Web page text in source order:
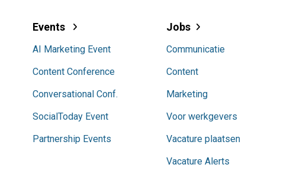
Events
AI Marketing Event
Content Conference
Conversational Conf.
SocialToday Event
Partnership Events
Jobs
Communicatie
Content
Marketing
Voor werkgevers
Vacature plaatsen
Vacature Alerts